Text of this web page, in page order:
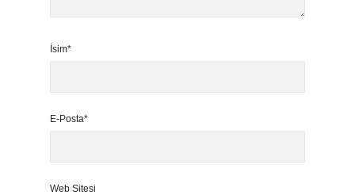
İsim*
E-Posta*
Web Sitesi